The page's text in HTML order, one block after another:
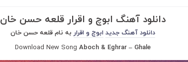
دانلود آهنگ ابوچ و اقرار قلعه حسن خان
دانلود آهنگ جدید ابوچ و اقرار به نام قلعه حسن خان
Download New Song Aboch & Eghrar – Ghale